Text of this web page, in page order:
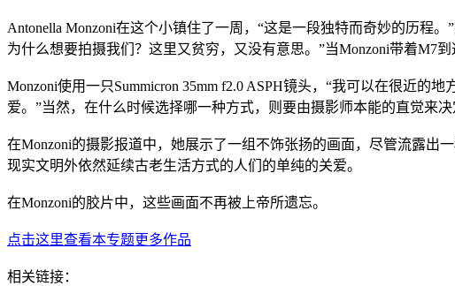
Antonella Monzoni在这个小镇住了一周，“这是一段独特而奇妙的历程
为什么想要拍摄我们？这里又贫穷，又没有意思。”当Monzoni带着M7
Monzoni使用一只Summicron 35mm f2.0 ASPH镜头，“我可以在很近的
爱。”当然，在什么时候选择哪一种方式，则要由摄影师本能的直觉来决
在Monzoni的摄影报道中，她展示了一组不饰张扬的画面，尽管流露出
现实文明外依然延续古老生活方式的人们的单纯的关爱。
在Monzoni的胶片中，这些画面不再被上帝所遗忘。
点击这里查看本专题更多作品
相关链接：